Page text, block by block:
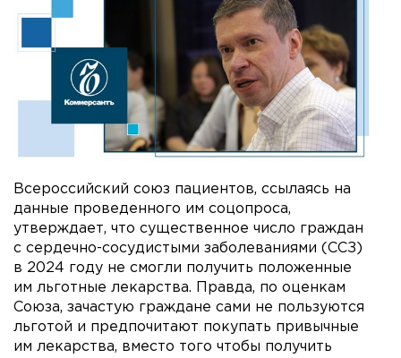
Всероссийский союз пациентов, ссылаясь на
данные проведенного им соцопроса,
утверждает, что существенное число граждан
с сердечно-сосудистыми заболеваниями (ССЗ)
в 2024 году не смогли получить положенные
им льготные лекарства. Правда, по оценкам
Союза, зачастую граждане сами не пользуются
льготой и предпочитают покупать привычные
им лекарства, вместо того чтобы получить